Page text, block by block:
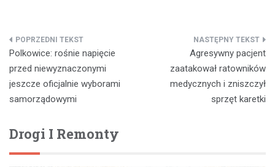
Nawigacja
wpisu
Polkowice: rośnie napięcie
przed niewyznaczonymi
jeszcze oficjalnie wyborami
samorządowymi
Agresywny pacjent
zaatakował ratowników
medycznych i zniszczył
sprzęt karetki
Drogi I Remonty